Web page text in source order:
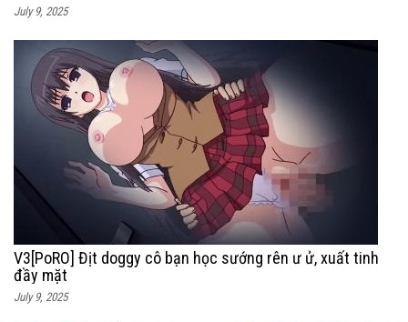
July 9, 2025
V3[PoRO] Địt doggy cô bạn học sướng rên ư ử, xuất tinh
đầy mặt
July 9, 2025